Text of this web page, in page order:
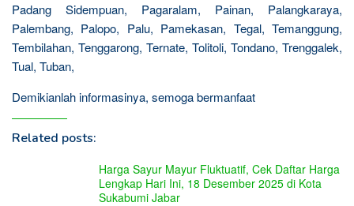
Padang Sidempuan, Pagaralam, Painan, Palangkaraya,
Palembang, Palopo, Palu, Pamekasan, Tegal, Temanggung,
Tembilahan, Tenggarong, Ternate, Tolitoli, Tondano, Trenggalek,
Tual, Tuban,
Demikianlah informasinya, semoga bermanfaat
Related posts:
Harga Sayur Mayur Fluktuatif, Cek Daftar Harga
Lengkap Hari Ini, 18 Desember 2025 di Kota
Sukabumi Jabar